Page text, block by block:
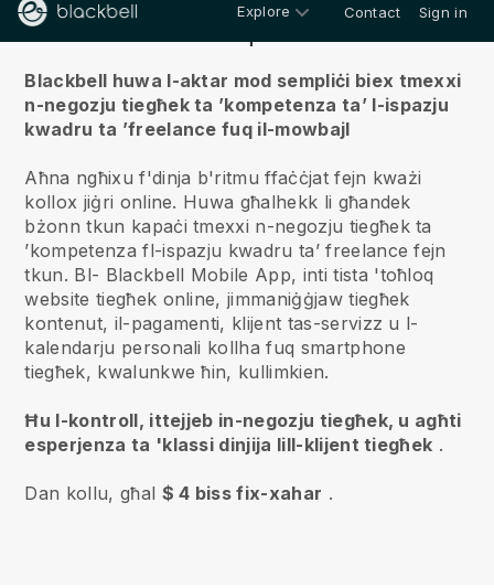
Explore Contact Sign in
Blackbell huwa l-aktar mod sempliċi biex tmexxi
n-negozju tiegħek ta ’kompetenza ta’ l-ispazju
kwadru ta ’freelance fuq il-mowbajl
Aħna ngħixu f'dinja b'ritmu ffaċċjat fejn kważi
kollox jiġri online. Huwa għalhekk li għandek
bżonn tkun kapaċi tmexxi n-negozju tiegħek ta
’kompetenza fl-ispazju kwadru ta’ freelance fejn
tkun. Bl- Blackbell Mobile App, inti tista 'toħloq
website tiegħek online, jimmaniġġjaw tiegħek
kontenut, il-pagamenti, klijent tas-servizz u l-
kalendarju personali kollha fuq smartphone
tiegħek, kwalunkwe ħin, kullimkien.
Ħu l-kontroll, ittejjeb in-negozju tiegħek, u agħti
esperjenza ta 'klassi dinjija lill-klijent tiegħek .
Dan kollu, għal $ 4 biss fix-xahar .